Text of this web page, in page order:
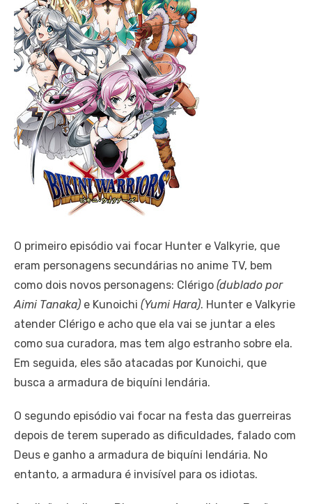
O primeiro episódio vai focar Hunter e Valkyrie, que
eram personagens secundárias no anime TV, bem
como dois novos personagens: Clérigo (dublado por
Aimi Tanaka) e Kunoichi (Yumi Hara). Hunter e Valkyrie
atender Clérigo e acho que ela vai se juntar a eles
como sua curadora, mas tem algo estranho sobre ela.
Em seguida, eles são atacadas por Kunoichi, que
busca a armadura de biquíni lendária.
O segundo episódio vai focar na festa das guerreiras
depois de terem superado as dificuldades, falado com
Deus e ganho a armadura de biquíni lendária. No
entanto, a armadura é invisível para os idiotas.